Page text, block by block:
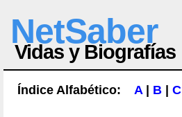
NetSaber
Vidas y Biografías
Índice Alfabético: A| B C